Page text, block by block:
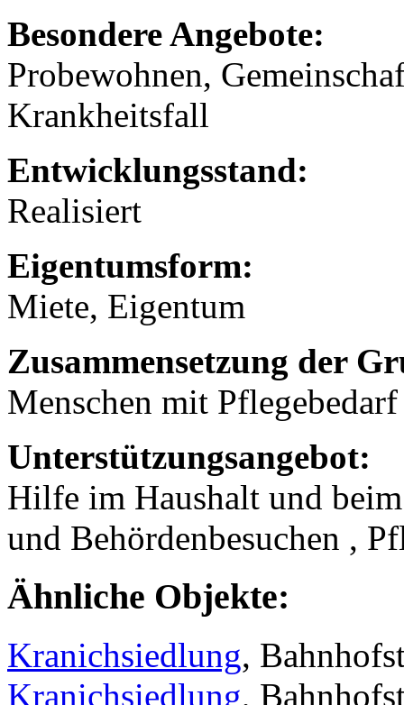
Besondere Angebote:
Probewohnen,
Krankheitsfall
Entwicklungsstand:
Realisiert
Eigentumsform:
Miete, Eigentum
Zusammensetzung der
Menschen mit Pflegebedarf
Unterstützungsangebot:
Hilfe im Haushalt und
und Behördenbesuchen ,
Ähnliche Objekte:
Kranichsiedlung,
Kranichsiedlung,